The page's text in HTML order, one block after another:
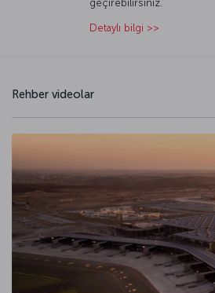
geçirebilirsiniz.
Detaylı bilgi >>
Rehber videolar